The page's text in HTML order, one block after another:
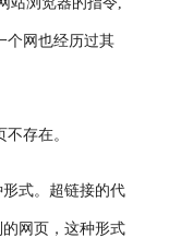
个网也经历过其
存在。
式。超链接的代
网页，这种形式